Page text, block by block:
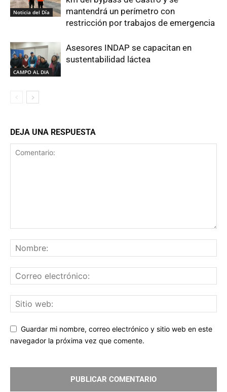
Noticia del Día
mantendrá un perímetro con
restricción por trabajos de emergencia
CAMPO AL DIA
Asesores INDAP se capacitan en
sustentabilidad láctea
DEJA UNA RESPUESTA
Guardar mi nombre, correo electrónico y sitio web en este
navegador la próxima vez que comente.